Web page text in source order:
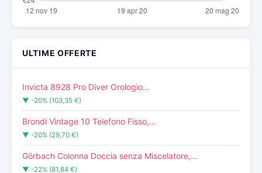
ULTIME OFFERTE
Invicta 8928 Pro Diver Orologio…
▼ -20% (103,35 €)
Brondi Vintage 10 Telefono Fisso,…
▼ -20% (29,70 €)
Görbach Colonna Doccia senza Miscelatore,…
▼ -22% (81,84 €)